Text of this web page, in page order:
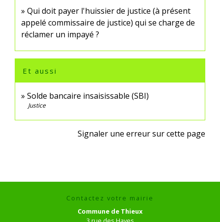
Qui doit payer l'huissier de justice (à présent
appelé commissaire de justice) qui se charge de
réclamer un impayé ?
Et aussi
Solde bancaire insaisissable (SBI)
Justice
Signaler une erreur sur cette page
Contactez votre mairie
Commune de Thieux